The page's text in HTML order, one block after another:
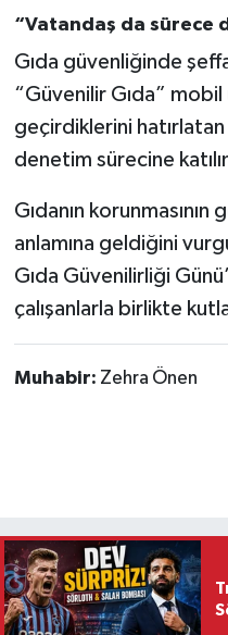
“Vatandaş da sürece
Gıda güvenliğinde
“Güvenilir Gıda” mobil
geçirdiklerini hatırlatan
denetim sürecine
Gıdanın
anlamına geldiğini
Gıda Güvenilirliği
çalışanlarla birlikte
Muhabir: Zehra Önen